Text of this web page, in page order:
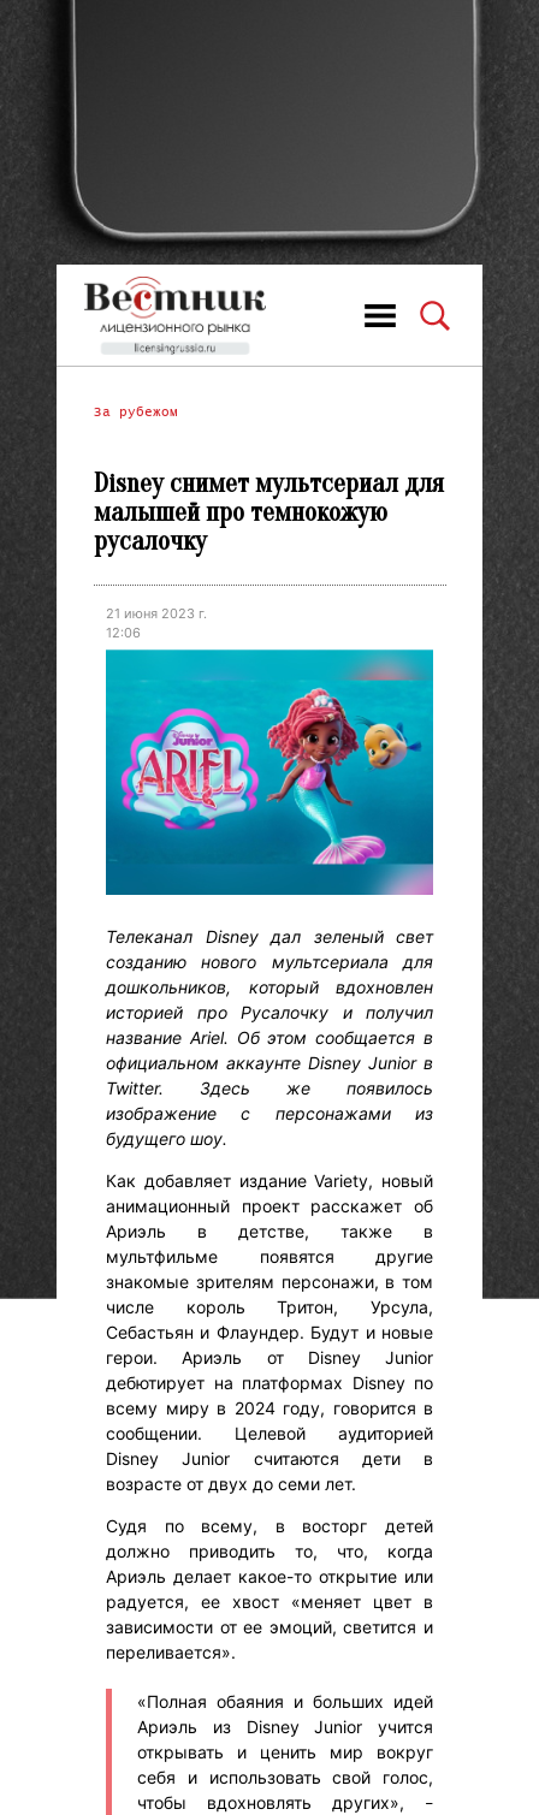
За рубежом
Disney снимет мультсериал для
малышей про темнокожую
русалочку
21 июня 2023 г.
12:06
Телеканал Disney дал зеленый свет
созданию нового мультсериала для
дошкольников, который вдохновлен
историей про Русалочку и получил
название Ariel. Об этом сообщается в
официальном аккаунте Disney Junior в
Twitter. Здесь же появилось
изображение с персонажами из
будущего шоу.
Как добавляет издание Variety, новый
анимационный проект расскажет об
Ариэль в детстве, также в
мультфильме появятся другие
знакомые зрителям персонажи, в том
числе король Тритон, Урсула,
Себастьян и Флаундер. Будут и новые
герои. Ариэль от Disney Junior
дебютирует на платформах Disney по
всему миру в 2024 году, говорится в
сообщении. Целевой аудиторией
Disney Junior считаются дети в
возрасте от двух до семи лет.
Судя по всему, в восторг детей
должно приводить то, что, когда
Ариэль делает какое-то открытие или
радуется, ее хвост «меняет цвет в
зависимости от ее эмоций, светится и
переливается».
«Полная обаяния и больших идей
Ариэль из Disney Junior учится
открывать и ценить мир вокруг
себя и использовать свой голос,
чтобы вдохновлять других»,
–